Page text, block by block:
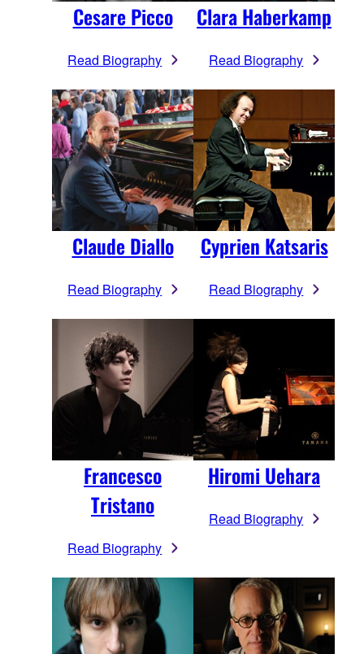
Cesare Picco
Read Biography
Clara Haberkamp
Read Biography
Claude Diallo
Read Biography
Cyprien Katsaris
Read Biography
Francesco
Tristano
Read Biography
Hiromi Uehara
Read Biography